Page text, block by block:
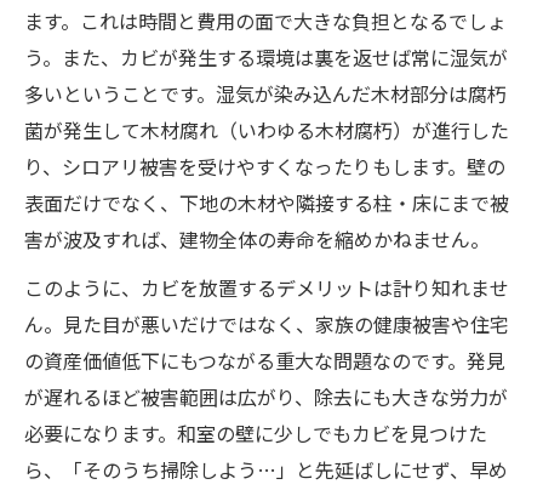
ます。これは時間と費用の面で大きな負担となるでしょ
う。また、カビが発生する環境は裏を返せば常に湿気が
多いということです。湿気が染み込んだ木材部分は腐朽
菌が発生して木材腐れ（いわゆる木材腐朽）が進行した
り、シロアリ被害を受けやすくなったりもします。壁の
表面だけでなく、下地の木材や隣接する柱・床にまで被
害が波及すれば、建物全体の寿命を縮めかねません。
このように、カビを放置するデメリットは計り知れませ
ん。見た目が悪いだけではなく、家族の健康被害や住宅
の資産価値低下にもつながる重大な問題なのです。発見
が遅れるほど被害範囲は広がり、除去にも大きな労力が
必要になります。和室の壁に少しでもカビを見つけた
ら、「そのうち掃除しよう…」と先延ばしにせず、早め